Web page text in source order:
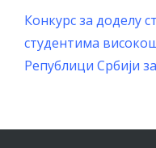
Конкурс за доделу
студентима
Републици Србији